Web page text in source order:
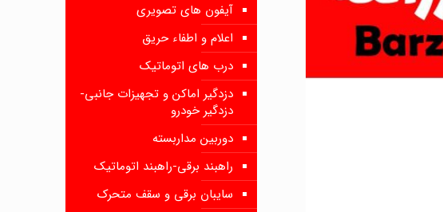
آیفون های تصویری
اعلام و اطفاء حریق
درب های اتوماتیک
دزدگیر اماکن و تجهیزات جانبی-
دزدگیر خودرو
دوربین مداربسته
راهبند برقی-راهبند اتوماتیک
سایبان برقی و سقف متحرک